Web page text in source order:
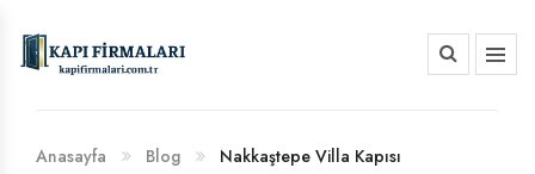
BANKA HESAP NUMARALARIMIZ
Anasayfa Blog Nakkaştepe Villa Kapısı